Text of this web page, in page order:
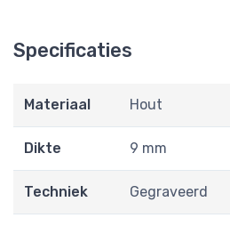
Specificaties
Materiaal Hout
Dikte 9 mm
Techniek Gegraveerd